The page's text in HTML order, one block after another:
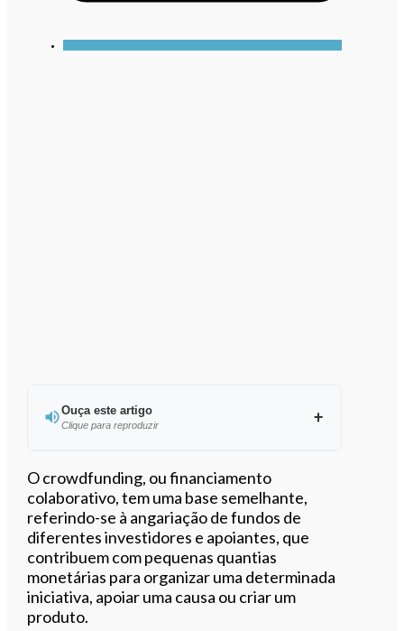
Ouça este artigo
Clique para reproduzir
Ouvir este artigo
O crowdfunding, ou financiamento
colaborativo, tem uma base semelhante,
referindo-se à angariação de fundos de
diferentes investidores e apoiantes, que
contribuem com pequenas quantias
monetárias para organizar uma determinada
iniciativa, apoiar uma causa ou criar um
produto.